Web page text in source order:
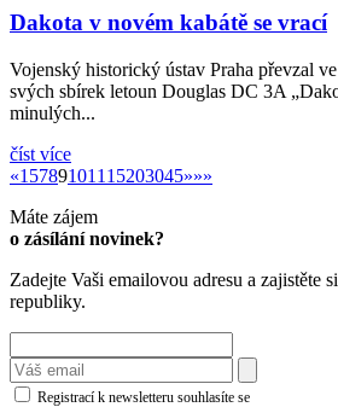
Dakota v novém kabátě se vrací
Vojenský historický ústav Praha převzal
svých sbírek letoun Douglas DC 3A
minulých...
číst více
««1 57891011 15203045»»
»»
Máte zájem
o zásílání novinek?
Zadejte Vaši emailovou adresu a zajistěte
republiky.
Registrací k newsletteru souhlasíte se